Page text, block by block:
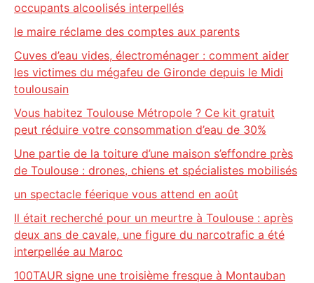
occupants alcoolisés interpellés
le maire réclame des comptes aux parents
Cuves d’eau vides, électroménager : comment aider
les victimes du mégafeu de Gironde depuis le Midi
toulousain
Vous habitez Toulouse Métropole ? Ce kit gratuit
peut réduire votre consommation d’eau de 30%
Une partie de la toiture d’une maison s’effondre près
de Toulouse : drones, chiens et spécialistes mobilisés
un spectacle féerique vous attend en août
Il était recherché pour un meurtre à Toulouse : après
deux ans de cavale, une figure du narcotrafic a été
interpellée au Maroc
100TAUR signe une troisième fresque à Montauban